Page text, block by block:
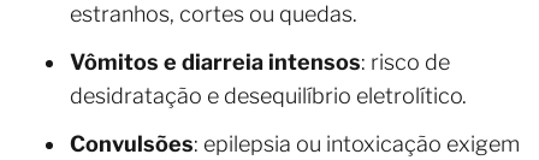
estranhos, cortes ou quedas.
Vômitos e diarreia intensos: risco de
desidratação e desequilíbrio eletrolítico.
Convulsões: epilepsia ou intoxicação exigem